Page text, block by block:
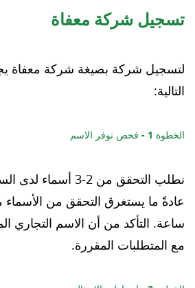
تسجيل شركة معفاة
لتسجيل شركة بصيغة شركة معفاة
التالية:
الخطوة 1 - فحص توفر الاسم
نطلب التحقق من 2-3
ساعة. التأكد من أن الاسم التجاري
مع المتطلبات المقررة.